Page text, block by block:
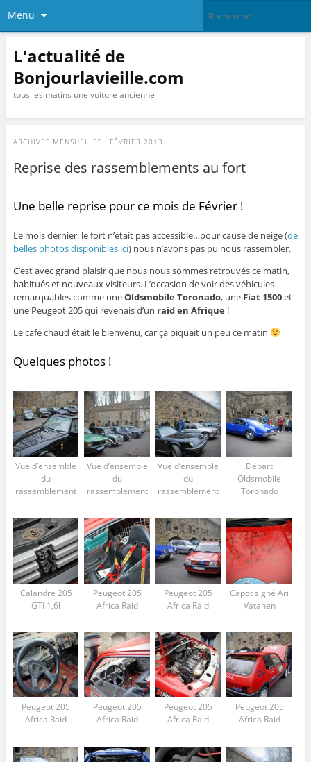
Menu
L'actualité de
Bonjourlavieille.com
tous les matins une voiture ancienne
ARCHIVES MENSUELLES : FÉVRIER 2013
Reprise des rassemblements au fort
Une belle reprise pour ce mois de Février !
Le mois dernier, le fort n’était pas accessible…pour cause de neige (de
belles photos disponibles ici) nous n’avons pas pu nous rassembler.
C’est avec grand plaisir que nous nous sommes retrouvés ce matin,
habitués et nouveaux visiteurs. L’occasion de voir des véhicules
remarquables comme uneOldsmobile Toronado, une Fiat 1500et
une Peugeot 205 qui revenais d’un raid en Afrique !
Le café chaud était le bienvenu, car ça piquait un peu ce matin
Quelques photos !
Vue d’ensemble
du
rassemblement
Vue d’ensemble
du
rassemblement
Vue d’ensemble
du
rassemblement
Départ
Oldsmobile
Toronado
Calandre 205
GTI 1,6l
Peugeot 205
Africa Raid
Peugeot 205
Africa Raid
Capot signé Ari
Vatanen
Peugeot 205
Africa Raid
Peugeot 205
Africa Raid
Peugeot 205
Africa Raid
Peugeot 205
Africa Raid